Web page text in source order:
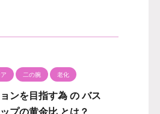
二の腕 老化
ンを目指す為 の バス
プの黄金比 とは？